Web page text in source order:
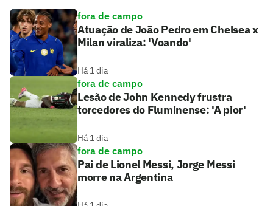
fora de campo
Atuação de João Pedro em Chelsea x
Milan viraliza: 'Voando'
Há 1 dia
fora de campo
Lesão de John Kennedy frustra
torcedores do Fluminense: 'A pior'
Há 1 dia
fora de campo
Pai de Lionel Messi, Jorge Messi
morre na Argentina